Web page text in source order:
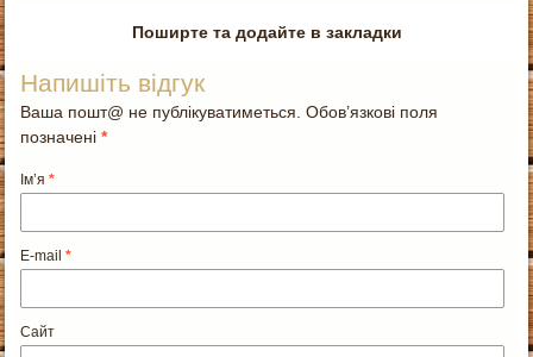
Поширте та додайте в закладки
Напишіть відгук
Ваша пошт@ не публікуватиметься. Обов’язкові поля
позначені*
Ім’я*
E-mail*
Сайт